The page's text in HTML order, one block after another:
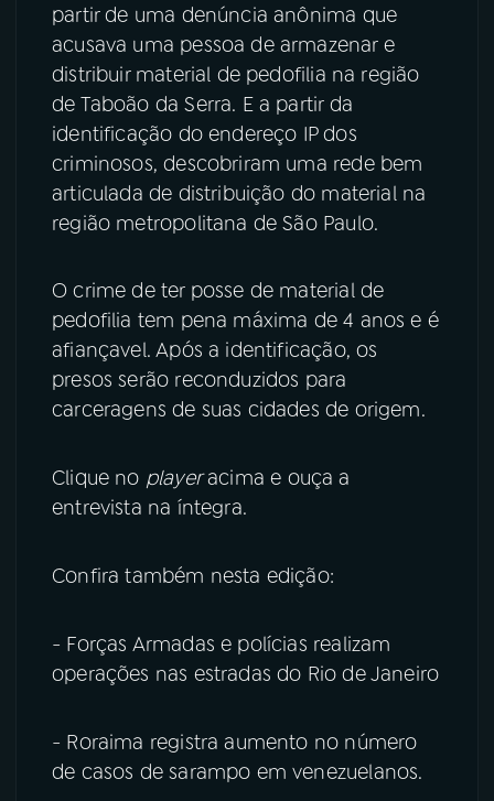
partir de uma denúncia anônima que
acusava uma pessoa de armazenar e
distribuir material de pedofilia na região
de Taboão da Serra. E a partir da
identificação do endereço IP dos
criminosos, descobriram uma rede bem
articulada de distribuição do material na
região metropolitana de São Paulo.
O crime de ter posse de material de
pedofilia tem pena máxima de 4 anos e é
afiançavel. Após a identificação, os
presos serão reconduzidos para
carceragens de suas cidades de origem.
Clique no playeracima e ouça a
entrevista na íntegra.
Confira também nesta edição:
- Forças Armadas e polícias realizam
operações nas estradas do Rio de Janeiro
- Roraima registra aumento no número
de casos de sarampo em venezuelanos.